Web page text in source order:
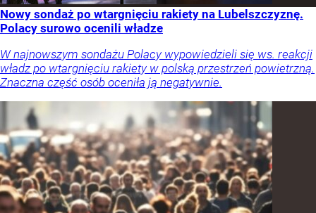
Nowy sondaż po wtargnięciu rakiety na Lubelszczyznę.
Polacy surowo ocenili władze
W najnowszym sondażu Polacy wypowiedzieli się ws. reakcji
władz po wtargnięciu rakiety w polską przestrzeń powietrzną.
Znaczna część osób oceniła ją negatywnie.